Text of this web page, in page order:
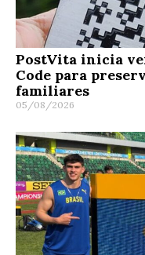
PostVita inicia
Code para
familiares
05/08/2026